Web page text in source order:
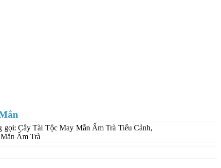
gọi: Cây Tài Tộc May Mắn Ấm Trà Tiểu Cảnh,
Ấm Trà